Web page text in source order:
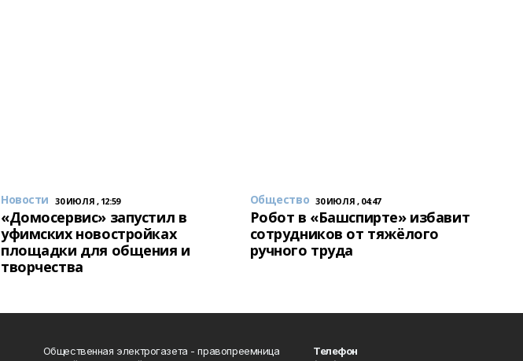
Новости 30 ИЮЛЯ , 12:59
«Домосервис» запустил в
уфимских новостройках
площадки для общения и
творчества
Общество 30 ИЮЛЯ , 04:47
Робот в «Башспирте» избавит
сотрудников от тяжёлого
ручного труда
Общественная электрогазета - правопреемница
Телефон